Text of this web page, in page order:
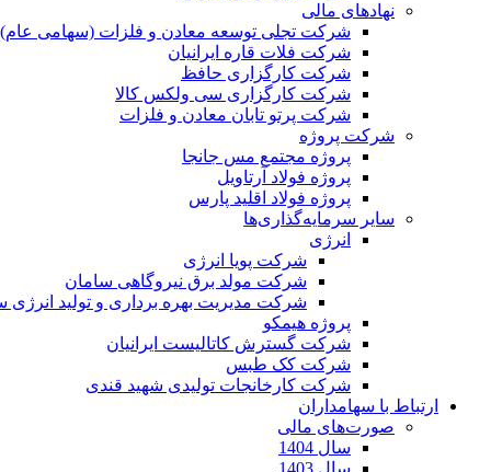
نهادهای مالی
شرکت تجلی توسعه معادن و فلزات (سهامی عام)
شرکت فلات قاره ایرانیان
شرکت کارگزاری حافظ
شرکت کارگزاری سی ولکس کالا
شرکت پرتو تابان معادن و فلزات
شرکت پروژه
پروژه مجتمع مس جانجا
پروژه فولاد آرتاویل
پروژه فولاد اقلید پارس
سایر سرمایه‌گذاری‌ها
انرژی
شرکت پویا انرژی
شرکت مولد برق نیروگاهی سامان
شرکت مدیریت بهره برداری و تولید انرژی
پروژه هیمکو
شرکت گسترش کاتالیست ایرانیان
شرکت کک طبس
شرکت کارخانجات تولیدی شهید قندی
ارتباط با سهامداران
صورت‌های مالی
سال 1404
سال 1403